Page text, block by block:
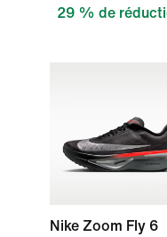
29 % de
Nike Zoom Fly 6